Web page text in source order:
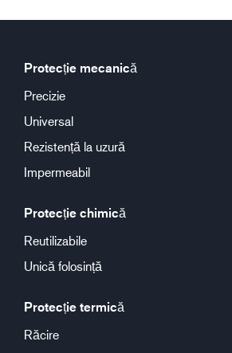
Protecție mecanică
Precizie
Universal
Rezistență la uzură
Impermeabil
Protecție chimică
Reutilizabile
Unică folosință
Protecție termică
Răcire